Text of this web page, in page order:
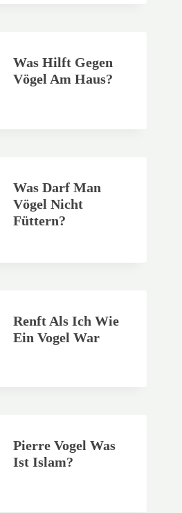
Was Hilft Gegen
Vögel Am Haus?
Was Darf Man
Vögel Nicht
Füttern?
Renft Als Ich Wie
Ein Vogel War
Pierre Vogel Was
Ist Islam?